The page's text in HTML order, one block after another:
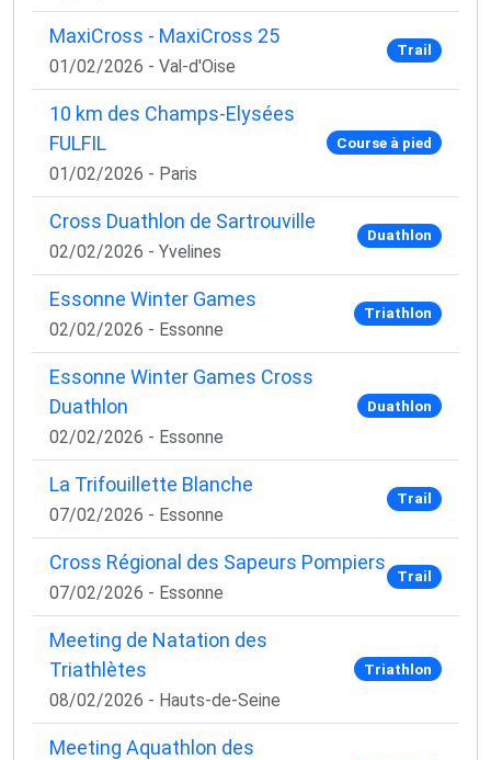
MaxiCross - MaxiCross 25
01/02/2026 - Val-d'Oise
Trail
10 km des Champs-Elysées
FULFIL
01/02/2026 - Paris
Course à pied
Cross Duathlon de Sartrouville
02/02/2026 - Yvelines
Duathlon
Essonne Winter Games
02/02/2026 - Essonne
Triathlon
Essonne Winter Games Cross
Duathlon
02/02/2026 - Essonne
Duathlon
La Trifouillette Blanche
07/02/2026 - Essonne
Trail
Cross Régional des Sapeurs Pompiers
07/02/2026 - Essonne
Trail
Meeting de Natation des
Triathlètes
08/02/2026 - Hauts-de-Seine
Triathlon
Meeting Aquathlon des